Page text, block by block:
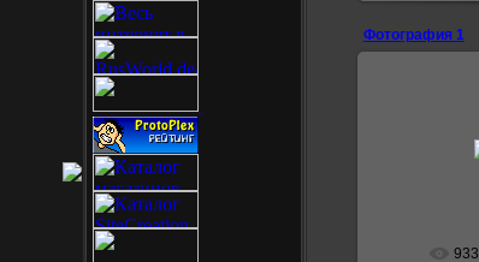
Фотография 1
933